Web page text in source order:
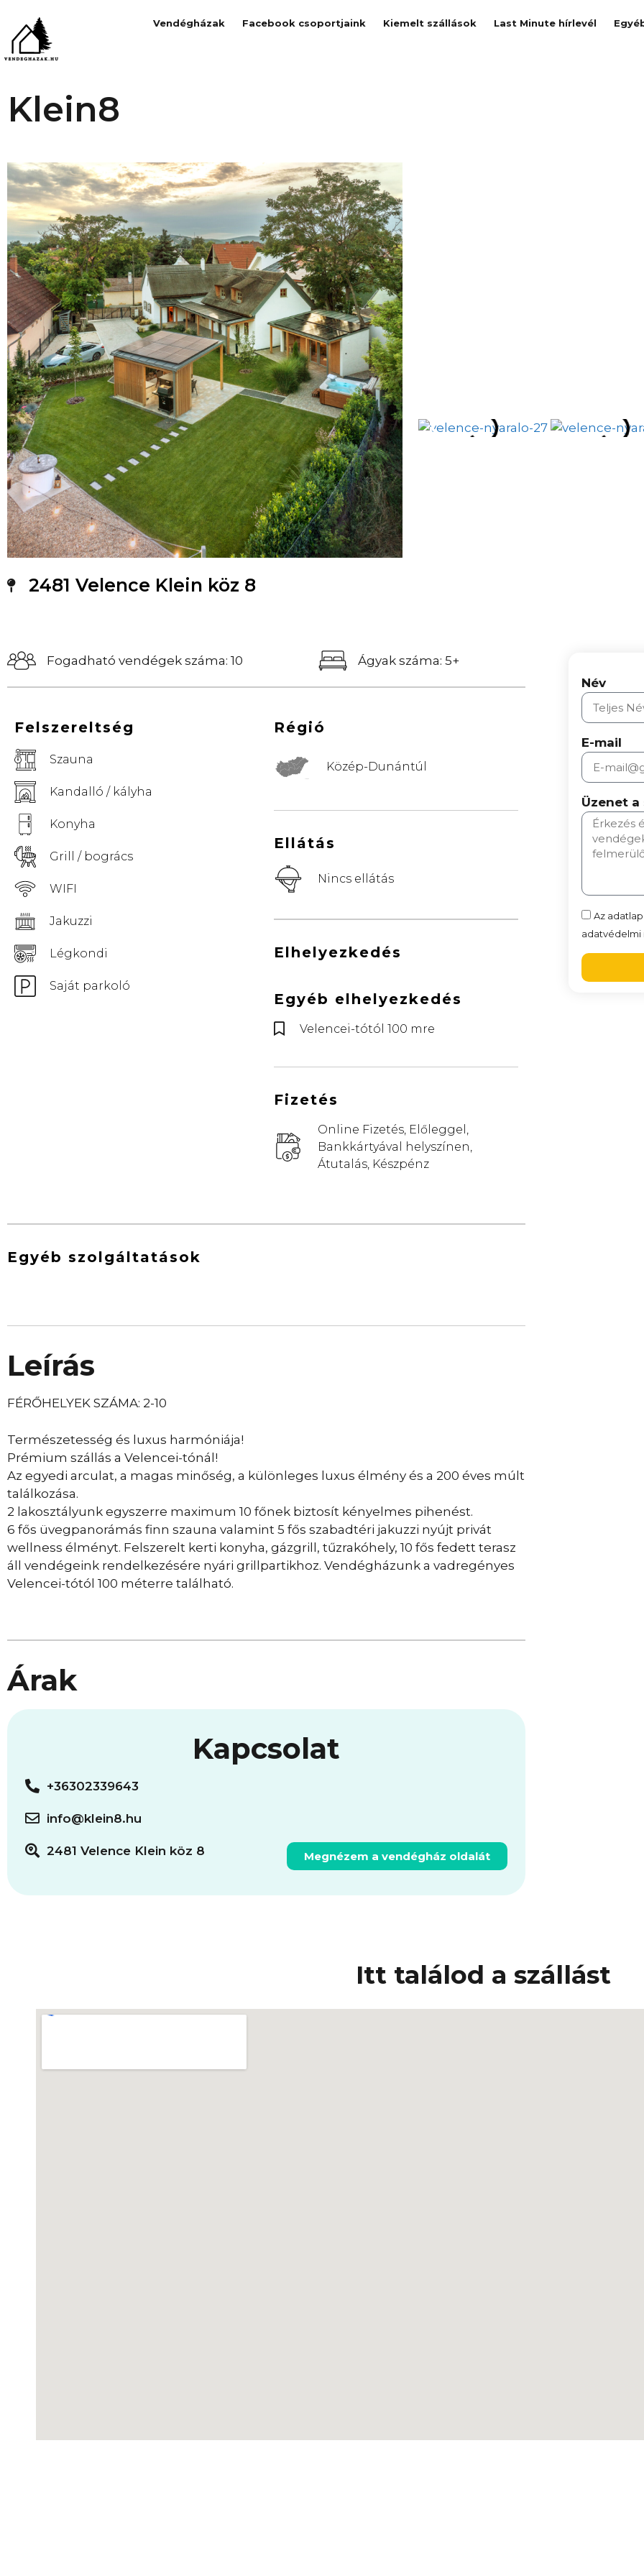
Vendégházak Facebook csoportjaink Kiemelt szállások Last Minute hírlevél
Klein8
2481 Velence Klein köz 8
Fogadható vendégek száma: 10 Ágyak száma: 5+
Felszereltség
Szauna
Kandalló / kályha
Konyha
Grill / bogrács
WIFI
Jakuzzi
Légkondi
Saját parkoló
Régió
Közép-Dunántúl
Ellátás
Nincs ellátás
Elhelyezkedés
Egyéb elhelyezkedés
Velencei-tótól 100 mre
Fizetés
Online Fizetés, Előleggel,
Bankkártyával helyszínen,
Átutalás, Készpénz
Egyéb szolgáltatások
Leírás
FÉRŐHELYEK SZÁMA: 2-10
Természetesség és luxus harmóniája!
Prémium szállás a Velencei-tónál!
Az egyedi arculat, a magas minőség, a különleges luxus élmény és a 200 éves múlt
találkozása.
2 lakosztályunk egyszerre maximum 10 főnek biztosít kényelmes pihenést.
6 fős üvegpanorámás finn szauna valamint 5 fős szabadtéri jakuzzi nyújt privát
wellness élményt. Felszerelt kerti konyha, gázgrill, tűzrakóhely, 10 fős fedett terasz
áll vendégeink rendelkezésére nyári grillpartikhoz. Vendégházunk a vadregényes
Velencei-tótól 100 méterre található.
Árak
Kapcsolat
+36302339643
info@klein8.hu
2481 Velence Klein köz 8 Megnézem a vendégház oldalát
Név
E-mail
Üzenet
Az
adatvédelmi
Itt találod a szállást